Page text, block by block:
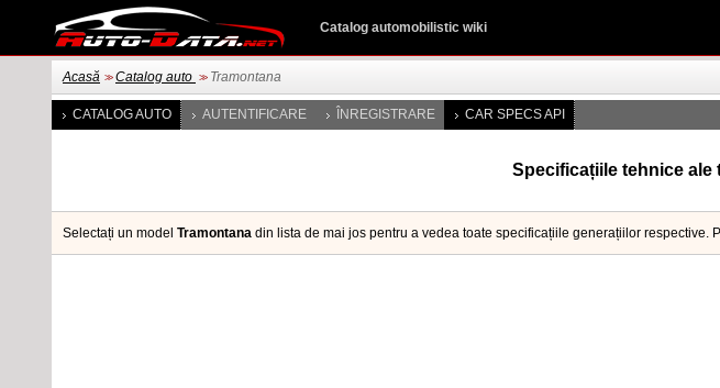
Catalog automobilistic wiki
Acasă >> Catalog auto >> Tramontana
CATALOG AUTO AUTENTIFICARE ÎNREGISTRARE CAR SPECS API
Specificațiile tehnice
Selectați un model Tramontana din lista de mai jos pentru a vedea toate specificațiile generațiilor